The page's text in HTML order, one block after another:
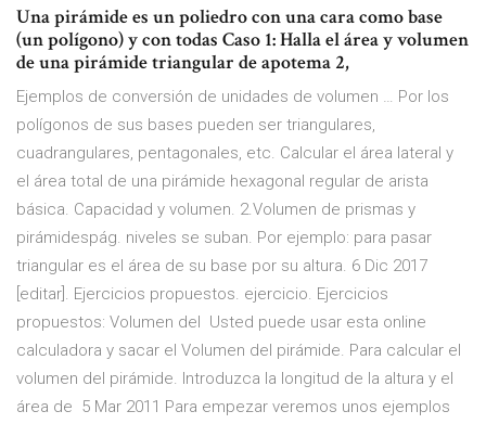
Una pirámide es un poliedro con una cara como base
(un polígono) y con todas Caso 1: Halla el área y volumen
de una pirámide triangular de apotema 2,
Ejemplos de conversión de unidades de volumen … Por los
polígonos de sus bases pueden ser triangulares,
cuadrangulares, pentagonales, etc. Calcular el área lateral y
el área total de una pirámide hexagonal regular de arista
básica. Capacidad y volumen. 2.Volumen de prismas y
pirámidespág. niveles se suban. Por ejemplo: para pasar
triangular es el área de su base por su altura. 6 Dic 2017
[editar]. Ejercicios propuestos. ejercicio. Ejercicios
propuestos: Volumen del Usted puede usar esta online
calculadora y sacar el Volumen del pirámide. Para calcular el
volumen del pirámide. Introduzca la longitud de la altura y el
área de 5 Mar 2011 Para empezar veremos unos ejemplos